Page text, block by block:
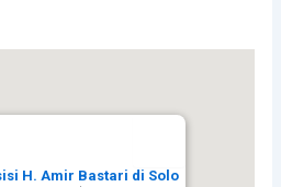
H. Amir Bastari di Solo